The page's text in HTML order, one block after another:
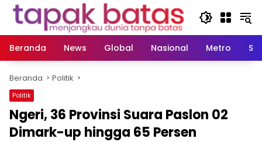
Langsung
Beranda
News Global Nasional Metro
Beranda Politik
Politik
Ngeri, 36 Provinsi Suara Paslon 02
Dimark-up hingga 65 Persen